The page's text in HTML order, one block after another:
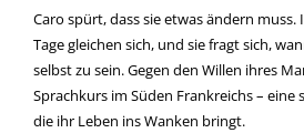
Caro spürt, dass sie etwas ändern muss.
Tage gleichen sich, und sie fragt sich,
selbst zu sein. Gegen den Willen ihres
Sprachkurs im Süden Frankreichs –
die ihr Leben ins Wanken bringt.